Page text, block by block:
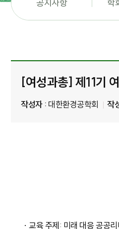
공지사항 학
[여성과총] 제11기
작성자 : 대한환경공학회 작
· 교육 주제: 미래 대응 공공